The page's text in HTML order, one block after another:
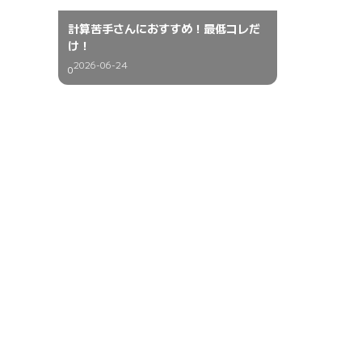
計算苦手さんにおすすめ！最低コレだ
け！
02026-06-24